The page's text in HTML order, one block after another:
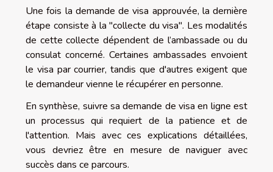
Une fois la demande de visa approuvée, la dernière
étape consiste à la "collecte du visa". Les modalités
de cette collecte dépendent de l’ambassade ou du
consulat concerné. Certaines ambassades envoient
le visa par courrier, tandis que d'autres exigent que
le demandeur vienne le récupérer en personne.
En synthèse, suivre sa demande de visa en ligne est
un processus qui requiert de la patience et de
l'attention. Mais avec ces explications détaillées,
vous devriez être en mesure de naviguer avec
succès dans ce parcours.